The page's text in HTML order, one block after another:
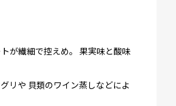
が繊細で控えめ。 果実味と酸味
リや 貝類のワイン蒸しなどによ